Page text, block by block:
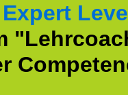
Expert